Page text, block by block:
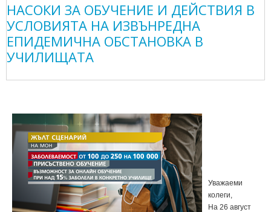
НАСОКИ ЗА ОБУЧЕНИЕ И ДЕЙСТВИЯ В
УСЛОВИЯТА НА ИЗВЪНРЕДНА
ЕПИДЕМИЧНА ОБСТАНОВКА В
УЧИЛИЩАТА
Уважаеми
колеги,
На 26 август